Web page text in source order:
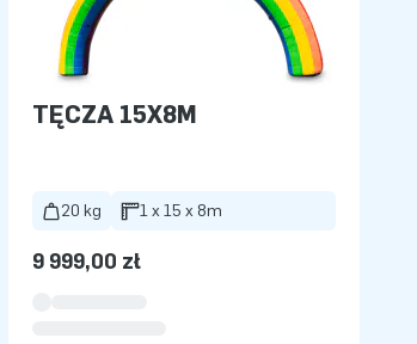
TĘCZA 15X8M
20 kg 1 x 15 x 8m
9 999,00 zł